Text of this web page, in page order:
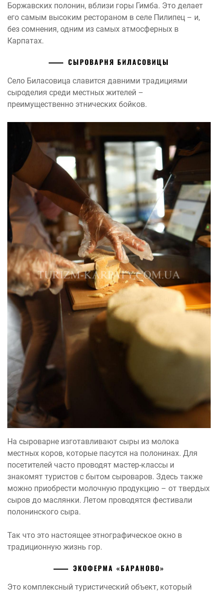
Боржавских полонин, вблизи горы Гимба. Это делает
его самым высоким рестораном в селе Пилипец – и,
без сомнения, одним из самых атмосферных в
Карпатах.
СЫРОВАРНЯ БИЛАСОВИЦЫ
Село Биласовица славится давними традициями
сыроделия среди местных жителей –
преимущественно этнических бойков.
На сыроварне изготавливают сыры из молока
местных коров, которые пасутся на полонинах. Для
посетителей часто проводят мастер-классы и
знакомят туристов с бытом сыроваров. Здесь также
можно приобрести молочную продукцию – от твердых
сыров до маслянки. Летом проводятся фестивали
полонинского сыра.
Так что это настоящее этнографическое окно в
традиционную жизнь гор.
ЭКОФЕРМА «БАРАНОВО»
Это комплексный туристический объект, который